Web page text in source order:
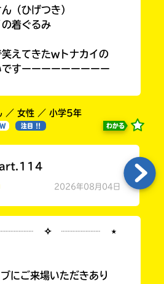
（ひげつき）
着ぐるみ
えてきたwトナカイの
すーーーーーーーーー
／ 女性 ／ 小学5年
注目 !! わかる
2026年08月04日
✧ ┈┈┈┈ ⋆
にご来場いただきあり